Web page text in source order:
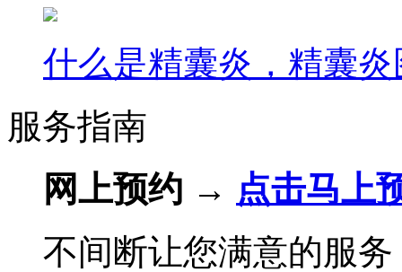
什么是精囊炎，精囊炎
服务指南
网上预约 → 点击马上
不间断让您满意的服务